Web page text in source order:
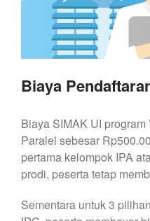
Biaya
Biaya SIMAK UI
Paralel sebesar
pertama kelompok IPA
prodi, peserta tetap
Sementara untuk 3